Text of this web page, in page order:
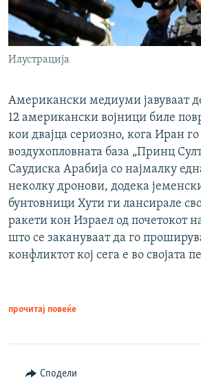
Илустрација
Американски медиуми јавуваат
12 американски војници биле
кои двајца сериозно, кога Иран
воздухопловната база „Принц
Саудиска Арабија со најмалку
неколку дронови, додека
бунтовници Хути ги лансирале
ракети кон Израел од почетокот
што се закануваат да го
конфликтот кој сега е во својата
прочитај повеќе
Сподели